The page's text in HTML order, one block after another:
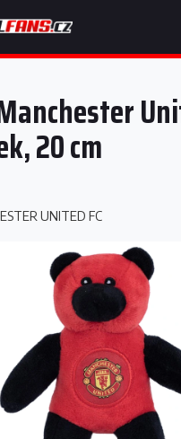
20 cm
UNITED FC